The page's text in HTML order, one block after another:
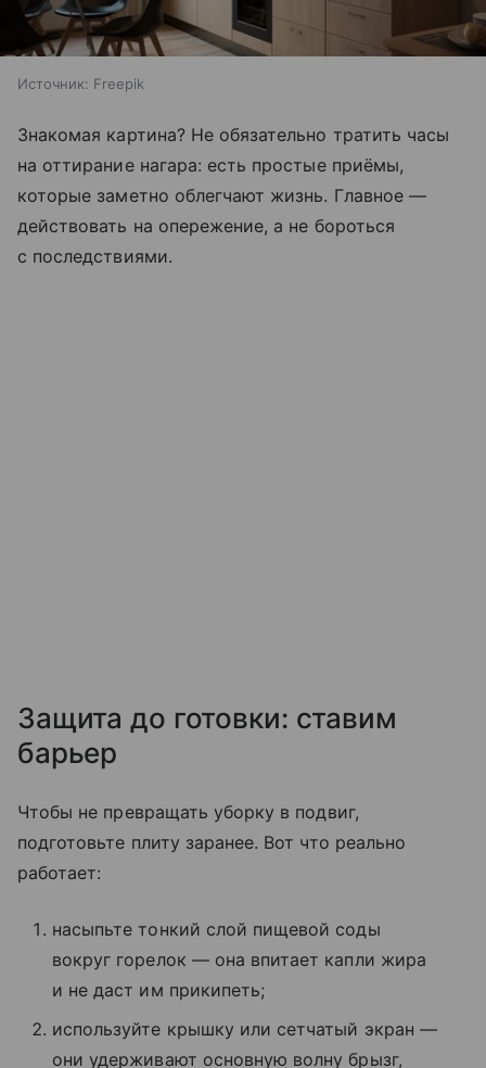
Источник: Freepik
Знакомая картина? Не обязательно тратить часы
на оттирание нагара: есть простые приёмы,
которые заметно облегчают жизнь. Главное —
действовать на опережение, а не бороться
с последствиями.
Защита до готовки: ставим
барьер
Чтобы не превращать уборку в подвиг,
подготовьте плиту заранее. Вот что реально
работает:
насыпьте тонкий слой пищевой соды
вокруг горелок — она впитает капли жира
и не даст им прикипеть;
используйте крышку или сетчатый экран —
они удерживают основную волну брызг,